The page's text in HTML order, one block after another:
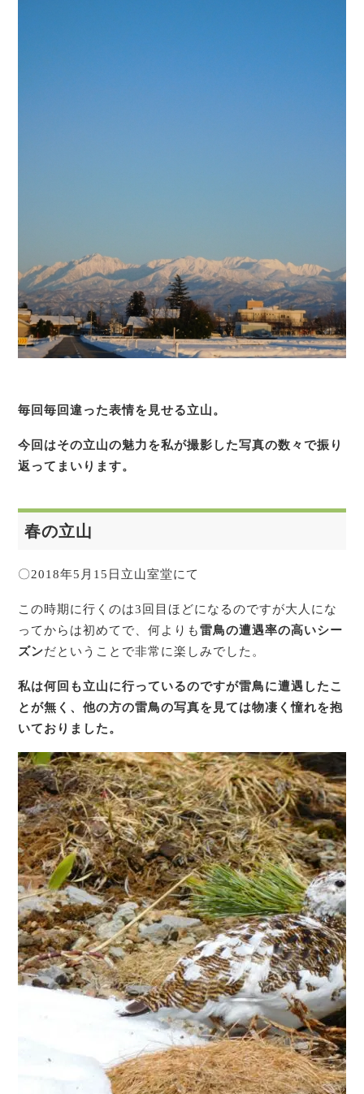
毎回毎回違った表情を見せる立山。
今回はその立山の魅力を私が撮影した写真の数々で振り
返ってまいります。
春の立山
〇2018年5月15日立山室堂にて
この時期に行くのは3回目ほどになるのですが大人にな
ってからは初めてで、何よりも雷鳥の遭遇率の高いシー
ズンだということで非常に楽しみでした。
私は何回も立山に行っているのですが雷鳥に遭遇したこ
とが無く、他の方の雷鳥の写真を見ては物凄く憧れを抱
いておりました。